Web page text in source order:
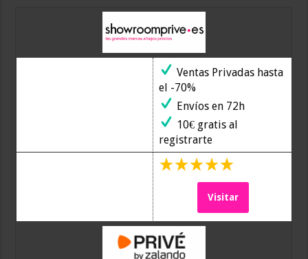
Ventas Privadas hasta
el -70%
Envíos en 72h
10€ gratis al
registrarte
Visitar